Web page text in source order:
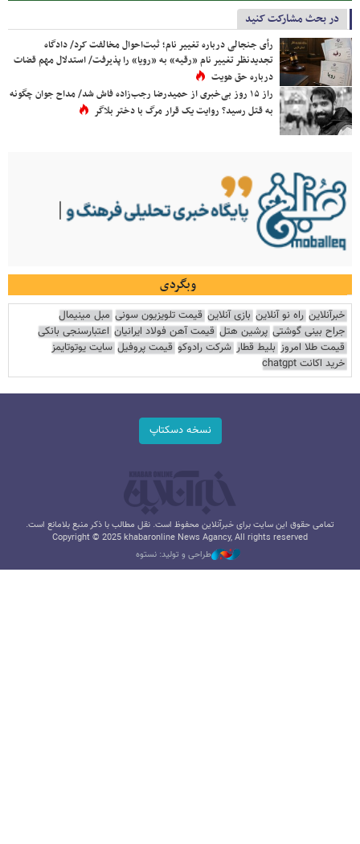
در بحث مشارکت کنید
رأی جنجالی درباره تغییر نام؛ ثبت‌احوال مخالفت کرد/ دادگاه
تجدیدنظر تغییر نام «رقیه» به «رویا» را پذیرفت/ استدلال مهم قضات
درباره حق هویت
راز ۱۵ روز بی‌خبری از حمیدرضا رجب‌زاده فاش شد/ مداح جوان چگونه
به قتل رسید؟ روایت یک قرار مرگ با دختر بلاگر
وبگردی
خبرآنلاین راه نو آنلاین بازی آنلاین قیمت تلویزیون سونی مبل مینیمال
جراح بینی گوشتی پرشین هتل قیمت آهن فولاد ایرانیان اعتبارسنجی بانکی
قیمت طلا امروز بلیط قطار شرکت رادوکو قیمت پروفیل سایت یوتوتایمز
خرید اکانت chatgpt
نسخه دسکتاپ
تمامی حقوق این سایت برای خبرآنلاین محفوظ است. نقل مطالب با ذکر منبع بلامانع است.
Copyright © 2025 khabaronline News Agancy, All rights reserved
طراحی و تولید: نستوه